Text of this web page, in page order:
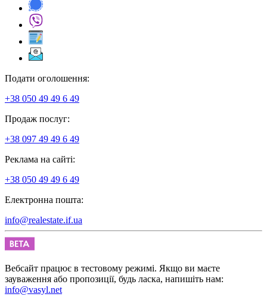
Подати оголошення:
+38 050 49 49 6 49
Продаж послуг:
+38 097 49 49 6 49
Реклама на сайті:
+38 050 49 49 6 49
Електронна пошта:
info@realestate.if.ua
Вебсайт працює в тестовому режимі. Якщо ви маєте
зауваження або пропозиції, будь ласка, напишіть нам:
info@vasyl.net